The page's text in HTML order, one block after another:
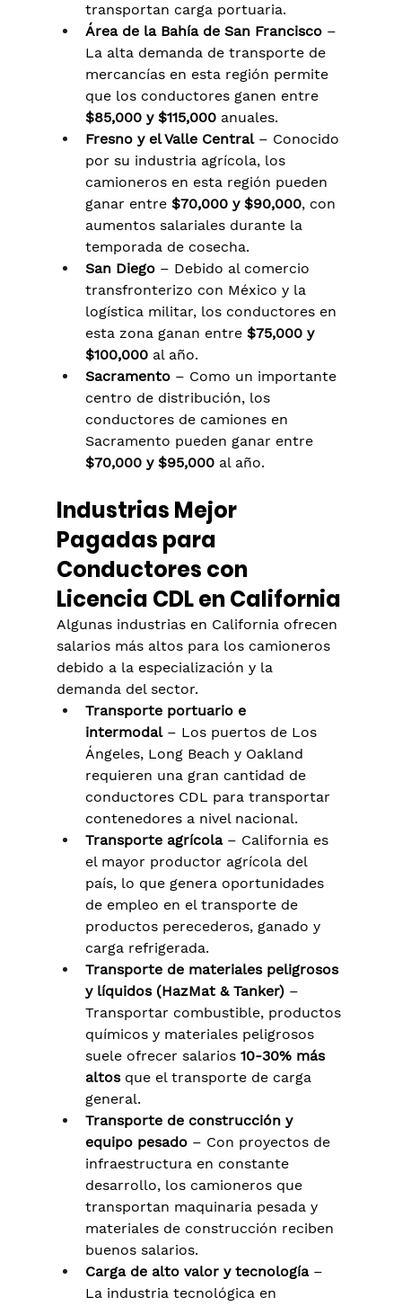
transportan carga portuaria.
Área de la Bahía de San Francisco –
La alta demanda de transporte de
mercancías en esta región permite
que los conductores ganen entre
$85,000 y $115,000 anuales.
Fresno y el Valle Central – Conocido
por su industria agrícola, los
camioneros en esta región pueden
ganar entre $70,000 y $90,000, con
aumentos salariales durante la
temporada de cosecha.
San Diego – Debido al comercio
transfronterizo con México y la
logística militar, los conductores en
esta zona ganan entre $75,000 y
$100,000 al año.
Sacramento – Como un importante
centro de distribución, los
conductores de camiones en
Sacramento pueden ganar entre
$70,000 y $95,000 al año.
Industrias Mejor
Pagadas para
Conductores con
Licencia CDL en California
Algunas industrias en California ofrecen
salarios más altos para los camioneros
debido a la especialización y la
demanda del sector.
Transporte portuario e
intermodal – Los puertos de Los
Ángeles, Long Beach y Oakland
requieren una gran cantidad de
conductores CDL para transportar
contenedores a nivel nacional.
Transporte agrícola – California es
el mayor productor agrícola del
país, lo que genera oportunidades
de empleo en el transporte de
productos perecederos, ganado y
carga refrigerada.
Transporte de materiales peligrosos
y líquidos (HazMat & Tanker) –
Transportar combustible, productos
químicos y materiales peligrosos
suele ofrecer salarios 10-30% más
altos que el transporte de carga
general.
Transporte de construcción y
equipo pesado – Con proyectos de
infraestructura en constante
desarrollo, los camioneros que
transportan maquinaria pesada y
materiales de construcción reciben
buenos salarios.
Carga de alto valor y tecnología –
La industria tecnológica en